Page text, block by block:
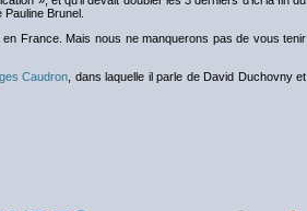
Brunel.
France. Mais nous ne manquerons pas de vous tenir
Caudron , dans laquelle il parle de David Duchovny et